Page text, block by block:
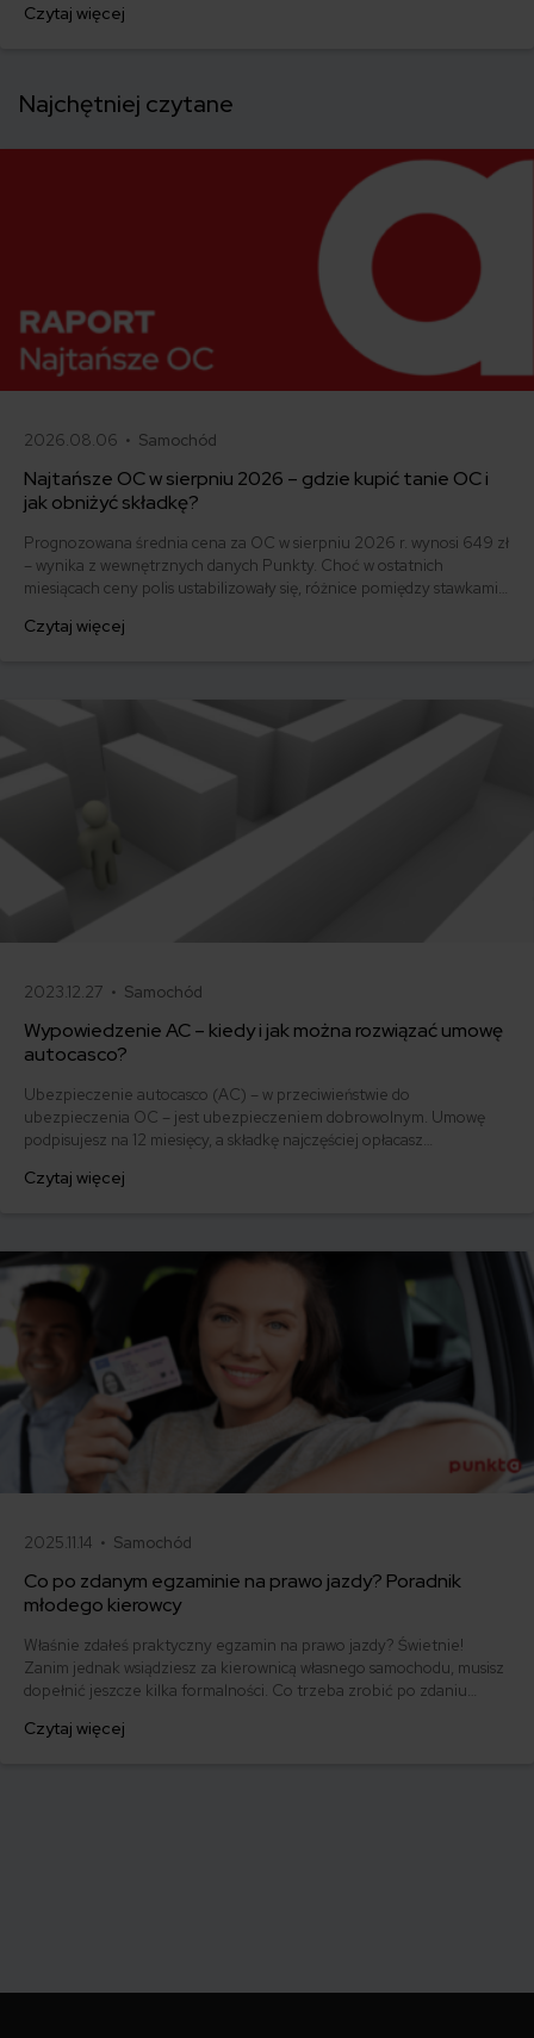
kraju. Jednym z rozwiązań, które pojawia się w tym kontekście, jest
Czytaj więcej
Najchętniej czytane
2026.08.06 • Samochód
Najtańsze OC w sierpniu 2026 – gdzie kupić tanie OC i
jak obniżyć składkę?
Prognozowana średnia cena za OC w sierpniu 2026 r. wynosi 649 zł
– wynika z wewnętrznych danych Punkty. Choć w ostatnich
miesiącach ceny polis ustabilizowały się, różnice pomiędzy stawkami
500 zł, inni – powyżej 1500 zł. Gdzie znaleźć najtańsze OC w Polsce
Czytaj więcej
2023.12.27 • Samochód
Wypowiedzenie AC – kiedy i jak można rozwiązać umowę
autocasco?
Ubezpieczenie autocasco (AC) – w przeciwieństwie do
ubezpieczenia OC – jest ubezpieczeniem dobrowolnym. Umowę
podpisujesz na 12 miesięcy, a składkę najczęściej opłacasz
ofertę lub zdecydowałeś się sprzedać samochód w trakcie trwania
Czytaj więcej
2025.11.14 • Samochód
Co po zdanym egzaminie na prawo jazdy? Poradnik
młodego kierowcy
Właśnie zdałeś praktyczny egzamin na prawo jazdy? Świetnie!
Zanim jednak wsiądziesz za kierownicą własnego samochodu, musisz
dopełnić jeszcze kilka formalności. Co trzeba zrobić po zdaniu
którym szybko załatwisz sprawy urzędowe i będziesz mógł prowadzić
Czytaj więcej